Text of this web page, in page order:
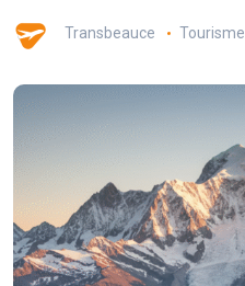
Transbeauce Tourisme